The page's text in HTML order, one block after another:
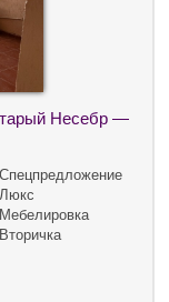
Несебр —
Спецпредложение
Люкс
Мебелировка
Вторичка